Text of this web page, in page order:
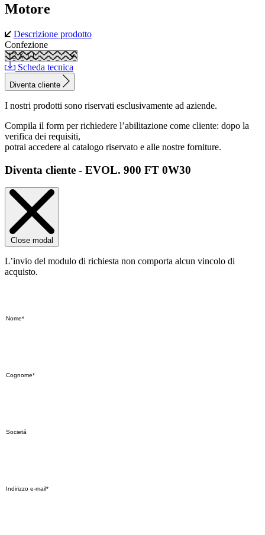
Motore
Descrizione prodotto
Confezione
Scheda tecnica
Diventa cliente
I nostri prodotti sono riservati esclusivamente ad aziende.
Compila il form per richiedere l’abilitazione come cliente: dopo la
verifica dei requisiti,
potrai accedere al catalogo riservato e alle nostre forniture.
Diventa cliente - EVOL. 900 FT 0W30
Close modal
L’invio del modulo di richiesta non comporta alcun vincolo di
acquisto.